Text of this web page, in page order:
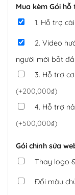
Mua kèm Gói hỗ
1. Hỗ trợ
2. Video
người mới bắt
3. Hỗ trợ
(+200,000₫)
4. Hỗ trợ
(+500,000₫)
Gói chỉnh sửa
Thay logo
Đổi màu